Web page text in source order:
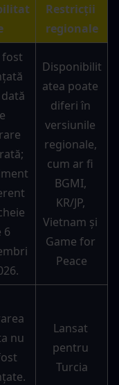
Restricții
regionale
fost
6
Disponibilit
atea poate
diferi în
versiunile
regionale,
cum ar fi
BGMI,
KR/JP,
Vietnam și
Game for
Peace
nu
Lansat
pentru
Turcia